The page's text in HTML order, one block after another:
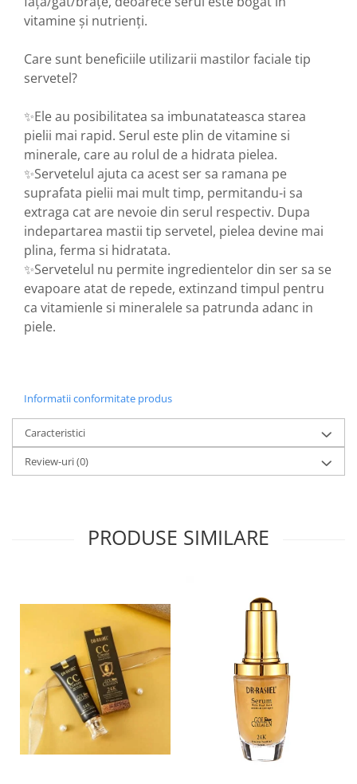
vitamine și nutrienți.
Care sunt beneficiile utilizarii mastilor faciale tip
servetel?
✨Ele au posibilitatea sa imbunatateasca starea
pielii mai rapid. Serul este plin de vitamine si
minerale, care au rolul de a hidrata pielea.
✨Servetelul ajuta ca acest ser sa ramana pe
suprafata pielii mai mult timp, permitandu-i sa
extraga cat are nevoie din serul respectiv. Dupa
indepartarea mastii tip servetel, pielea devine mai
plina, ferma si hidratata.
✨Servetelul nu permite ingredientelor din ser sa se
evapoare atat de repede, extinzand timpul pentru
ca vitamienle si mineralele sa patrunda adanc in
piele.
Informatii conformitate produs
Caracteristici
Review-uri(0)
PRODUSE SIMILARE